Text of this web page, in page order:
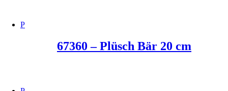
67360 – Plüsch Bär 20 cm